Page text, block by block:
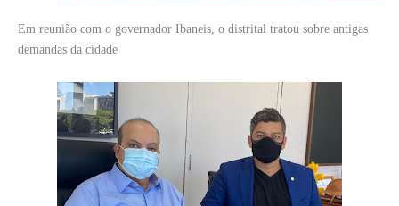
Em reunião com o governador Ibaneis, o distrital tratou sobre antigas
demandas da cidade